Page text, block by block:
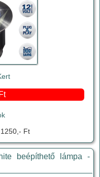
Ft
beépíthető lámpa -